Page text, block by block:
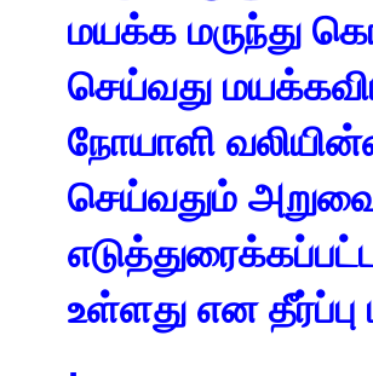
மயக்க மருந்து
செய்வது
நோயாளி
செய்வதும் அறுவை
உள்ளது என தீர்ப்பு
.